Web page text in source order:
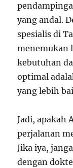
yang andal.
spesialis di
menemukan
kebutuhan
optimal
yang lebih
Jadi, apakah
perjalanan
Jika iya,
dengan